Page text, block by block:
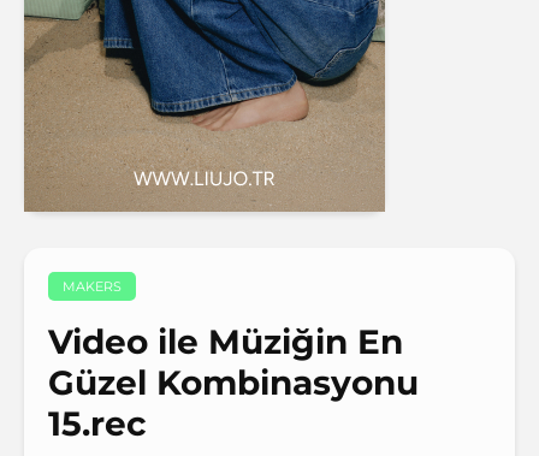
MAKERS
Video ile Müziğin En
Güzel Kombinasyonu
15.rec